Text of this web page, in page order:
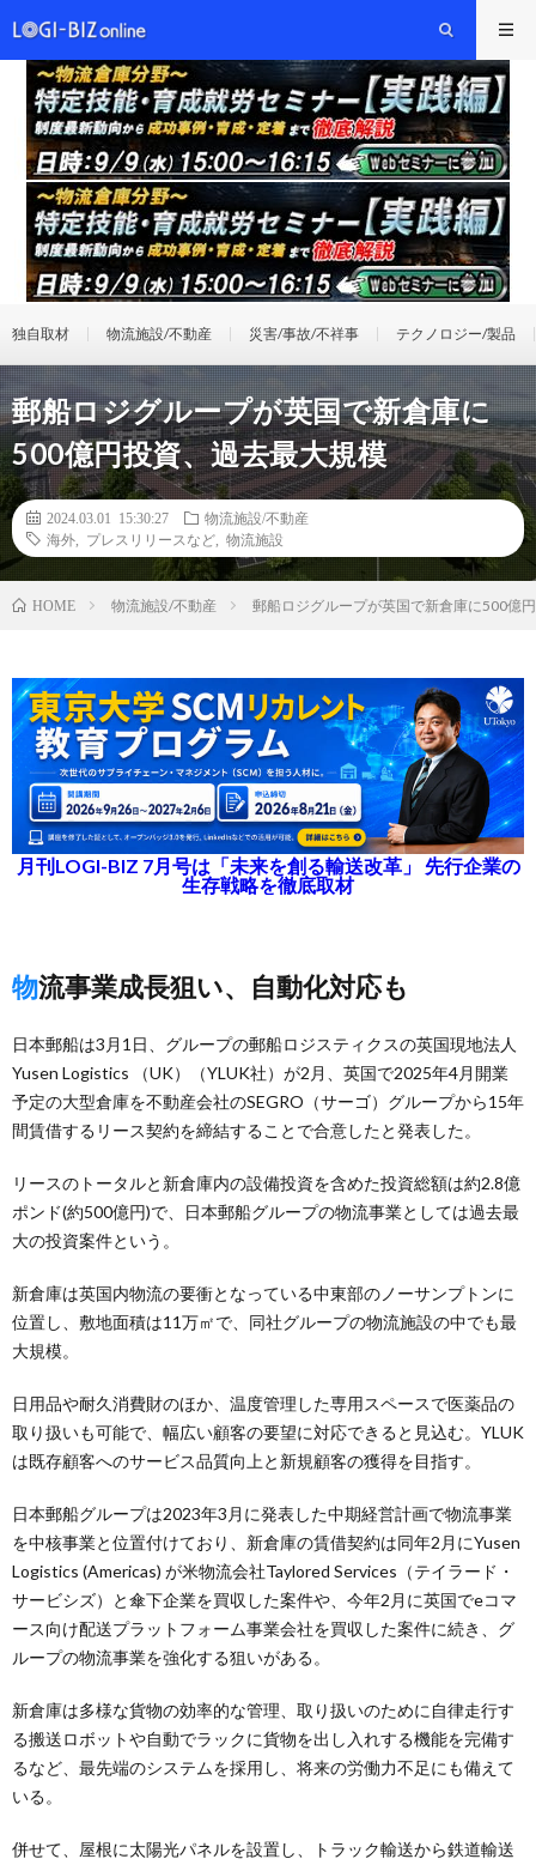
独自取材 物流施設/不動産 災害/事故/不祥事 テクノロジー/製品
郵船ロジグループが英国で新倉庫に
500億円投資、過去最大規模
2024.03.01 15:30:27
物流施設/不動産
海外
プレスリリースなど 物流施設
HOME 物流施設/不動産 郵船ロジグループが英国で新倉庫に500億
月刊LOGI-BIZ 7月号は「未来を創る輸送改革」 先行企業の
生存戦略を徹底取材
物流事業成長狙い、自動化対応も
日本郵船は3月1日、グループの郵船ロジスティクスの英国現地法人
Yusen Logistics （UK）（YLUK社）が2月、英国で2025年4月開業
予定の大型倉庫を不動産会社のSEGRO（サーゴ）グループから15年
間賃借するリース契約を締結することで合意したと発表した。
リースのトータルと新倉庫内の設備投資を含めた投資総額は約2.8億
ポンド(約500億円)で、日本郵船グループの物流事業としては過去最
大の投資案件という。
新倉庫は英国内物流の要衝となっている中東部のノーサンプトンに
位置し、敷地面積は11万㎡で、同社グループの物流施設の中でも最
大規模。
日用品や耐久消費財のほか、温度管理した専用スペースで医薬品の
取り扱いも可能で、幅広い顧客の要望に対応できると見込む。YLUK
は既存顧客へのサービス品質向上と新規顧客の獲得を目指す。
日本郵船グループは2023年3月に発表した中期経営計画で物流事業
を中核事業と位置付けており、新倉庫の賃借契約は同年2月にYusen
Logistics (Americas) が米物流会社Taylored Services（テイラード・
サービシズ）と傘下企業を買収した案件や、今年2月に英国でeコマ
ース向け配送プラットフォーム事業会社を買収した案件に続き、グ
ループの物流事業を強化する狙いがある。
新倉庫は多様な貨物の効率的な管理、取り扱いのために自律走行す
る搬送ロボットや自動でラックに貨物を出し入れする機能を完備す
るなど、最先端のシステムを採用し、将来の労働力不足にも備えて
いる。
併せて、屋根に太陽光パネルを設置し、トラック輸送から鉄道輸送